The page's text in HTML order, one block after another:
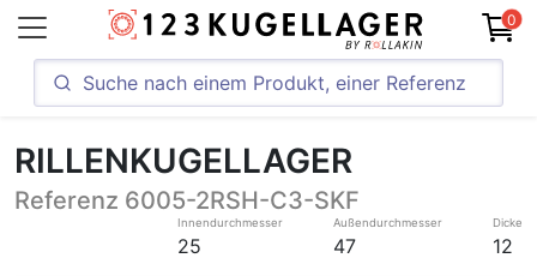
0
RILLENKUGELLAGER
Referenz 6005-2RSH-C3-SKF
Innendurchmesser
25
Außendurchmesser
47
Dicke
12